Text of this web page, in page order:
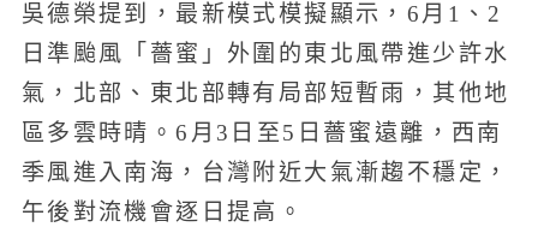
吳德榮提到，最新模式模擬顯示，6月1、2
日準颱風「薔蜜」外圍的東北風帶進少許水
氣，北部、東北部轉有局部短暫雨，其他地
區多雲時晴。6月3日至5日薔蜜遠離，西南
季風進入南海，台灣附近大氣漸趨不穩定，
午後對流機會逐日提高。